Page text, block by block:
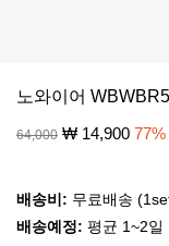
노와이어
64,000 ₩ 14,900 77%
배송비: 무료배송
배송예정: 평균 1~2일